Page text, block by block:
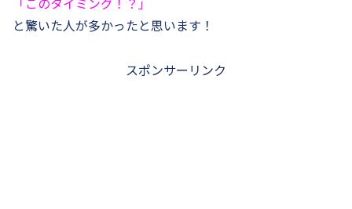
と驚いた人が多かったと思います！
スポンサーリンク